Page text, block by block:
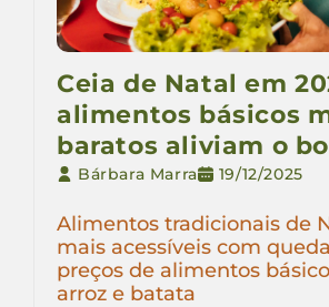
Ceia de Natal em
alimentos básicos
baratos aliviam o
Bárbara Marra 19/12/2025
Alimentos tradicionais de
mais acessíveis com
preços de alimentos
arroz e batata